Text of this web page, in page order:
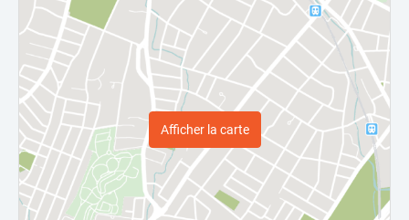
Afficher la carte